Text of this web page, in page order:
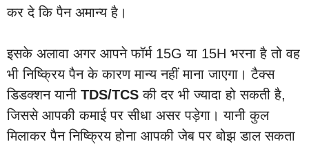
कर दे कि पैन अमान्य है।
इसके अलावा अगर आपने फॉर्म 15G या 15H भरना है तो वह
भी निष्क्रिय पैन के कारण मान्य नहीं माना जाएगा। टैक्स
डिडक्शन यानी TDS/TCS की दर भी ज्यादा हो सकती है,
जिससे आपकी कमाई पर सीधा असर पड़ेगा। यानी कुल
मिलाकर पैन निष्क्रिय होना आपकी जेब पर बोझ डाल सकता